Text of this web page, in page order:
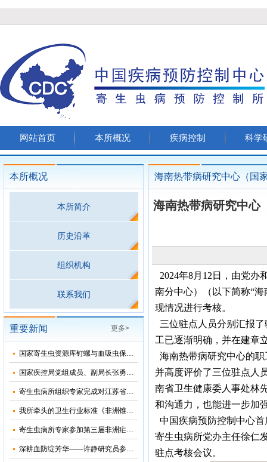
网站首页 本所概况 疾病控制 科学
本所概况
本所简介
历史沿革
组织机构
联系我们
重要新闻 更多>
国家寄生虫资源库钉螺与血吸虫保藏基地十五五”发展规划暨五方共建工作研讨会在上海召开
国家疾控局党组成员、副局长张勇到寄生虫病所调研指导
寄生虫病所组织专家完成对江苏省和湖北省2026年疟疾再传播风险评估
我所牵头的卫生行业标准《非洲锥虫病诊断》正式发布
寄生虫病所专家参加第三届非洲疟疾消除国际研讨会并分享中国抗疟经验
深耕血防绽芳华——许静研究员参加2026年“我和我的疾控故事”宣讲会
海南热带病研究中心（国
海南热带病研究中心
2024年8月12日，由党办
南分中心）（以下简称“
现情况进行考核。
三位驻点人员分别汇报
工已逐渐明确，并在建章
海南热带病研究中心的
并高度评价了三位驻点人
南省卫生健康委人事处林
和沟通力，也能进一步加
中国疾病预防控制中心
寄生虫病所党办主任徐仁
驻点考核会议。